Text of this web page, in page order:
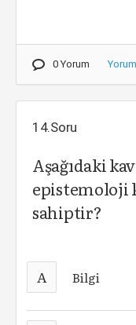
0 Yorum
14.Soru
Aşağıdaki
epistemoloji
sahiptir?
A Bilgi